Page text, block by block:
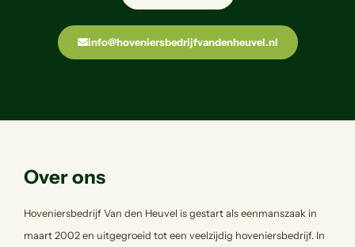
info@hoveniersbedrijfvandenheuvel.nl
Over ons
Hoveniersbedrijf Van den Heuvel is gestart als eenmanszaak in
maart 2002 en uitgegroeid tot een veelzijdig hoveniersbedrijf. In